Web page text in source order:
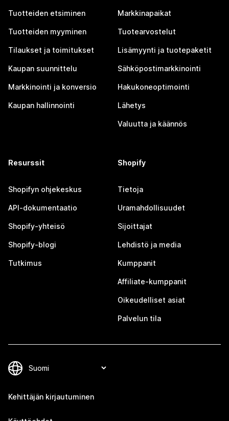
Tuotteiden etsiminen
Tuotteiden myyminen
Tilaukset ja toimitukset
Kaupan suunnittelu
Markkinointi ja konversio
Kaupan hallinnointi
Markkinapaikat
Tuotearvostelut
Lisämyynti ja tuotepaketit
Sähköpostimarkkinointi
Hakukoneoptimointi
Lähetys
Valuutta ja käännös
Resurssit
Shopifyn ohjekeskus
API-dokumentaatio
Shopify-yhteisö
Shopify-blogi
Tutkimus
Shopify
Tietoja
Uramahdollisuudet
Sijoittajat
Lehdistö ja media
Kumppanit
Affiliate-kumppanit
Oikeudelliset asiat
Palvelun tila
Kehittäjän kirjautuminen